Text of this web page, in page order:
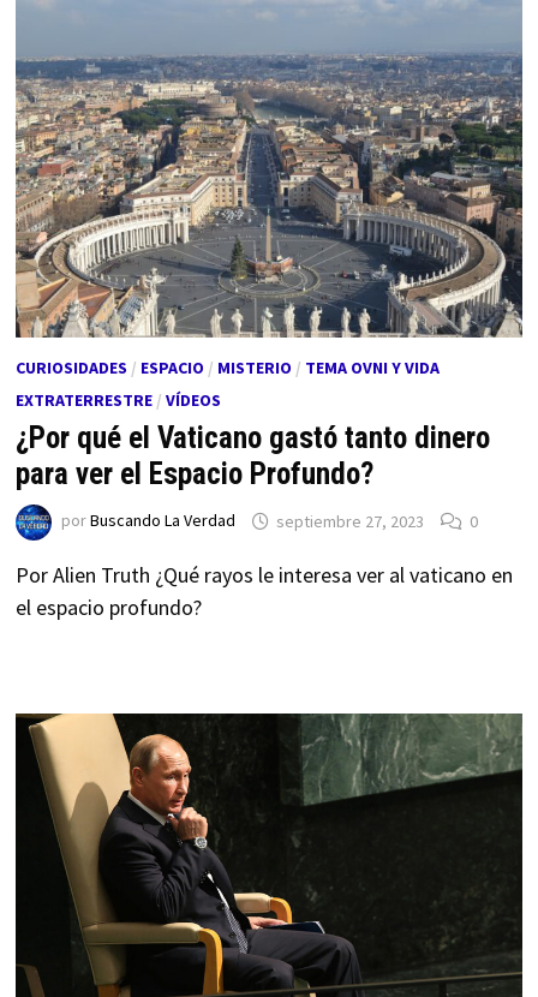
CURIOSIDADES / ESPACIO / MISTERIO / TEMA OVNI Y VIDA
EXTRATERRESTRE/ VÍDEOS
¿Por qué el Vaticano gastó tanto dinero
para ver el Espacio Profundo?
porBuscando La Verdad septiembre 27, 2023 0
Por Alien Truth ¿Qué rayos le interesa ver al vaticano en
el espacio profundo?